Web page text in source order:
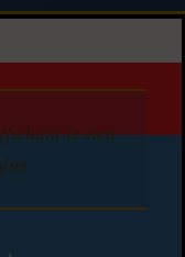
le lien